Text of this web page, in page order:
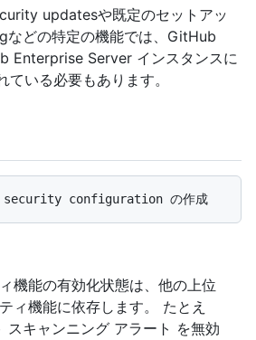
updatesや既定のセットアッ
などの特定の機能では、GitHub
Enterprise Server インスタンスに
ている必要もあります。
機能の有効化状態は、他の上位
ィ機能に依存します。 たとえ
スキャンニング アラート を無効